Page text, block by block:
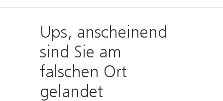
Ups, anscheinend
sind Sie am
falschen Ort
gelandet